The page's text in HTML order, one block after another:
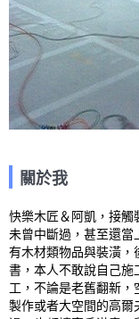
關於我
快樂木匠＆阿凱，接觸
未曾中斷過，甚至還當
有木材類物品與裝潢，
書，本人不敢說自己施
工，不論是老舊翻新
製作或者大空間的高爾